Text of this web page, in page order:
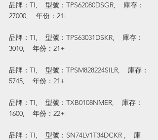
品牌：TI,    型號：TPS62080DSGR,    庫存：
27000,    年份：21+
品牌：TI,    型號：TPS63031DSKR,    庫存：
3010,    年份：21+
品牌：TI,    型號：TPSM828224SILR,    庫存：
5745,    年份：21+
品牌：TI,    型號：TXB0108NMER,    庫存：
1600,    年份：22+
品牌：TI,    型號：SN74LV1T34DCKR ,    庫